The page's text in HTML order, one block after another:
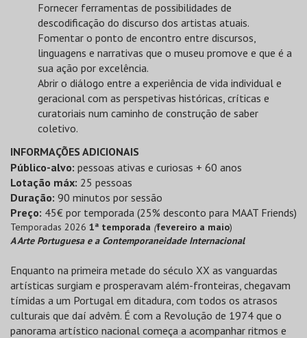
Fornecer ferramentas de possibilidades de
descodificação do discurso dos artistas atuais.
Fomentar o ponto de encontro entre discursos,
linguagens e narrativas que o museu promove e que é a
sua ação por excelência.
Abrir o diálogo entre a experiência de vida individual e
geracional com as perspetivas históricas, críticas e
curatoriais num caminho de construção de saber
coletivo.
INFORMAÇÕES ADICIONAIS
Público-alvo: pessoas ativas e curiosas + 60 anos
Lotação máx: 25 pessoas
Duração: 90 minutos por sessão
Preço: 45€ por temporada (25% desconto para MAAT Friends)
Temporadas 2026 1ª temporada (fevereiro a maio)
A Arte Portuguesa e a Contemporaneidade Internacional
Enquanto na primeira metade do século XX as vanguardas
artísticas surgiam e prosperavam além-fronteiras, chegavam
tímidas a um Portugal em ditadura, com todos os atrasos
culturais que daí advêm. É com a Revolução de 1974 que o
panorama artístico nacional começa a acompanhar ritmos e